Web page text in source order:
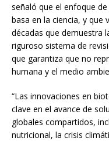
señaló que el enfoque
basa en la ciencia, y que
décadas que demuestra
riguroso sistema de
que garantiza que no
humana y el medio
“Las innovaciones en
clave en el avance de
globales compartidos,
nutricional, la crisis